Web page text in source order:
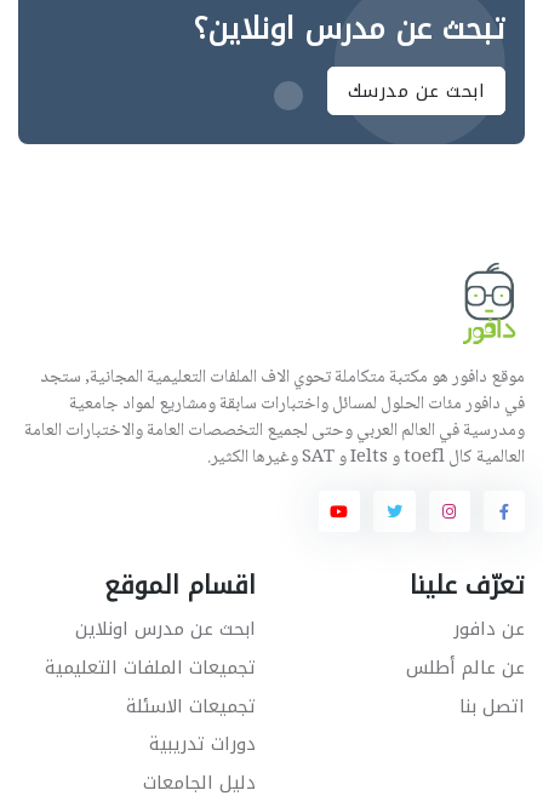
تبحث عن مدرس اونلاين؟
ابحث عن مدرسك
موقع دافور هو مكتبة متكاملة تحوي الاف الملفات التعليمية المجانية, ستجد
في دافور مئات الحلول لمسائل واختبارات سابقة ومشاريع لمواد جامعية
ومدرسية في العالم العربي وحتى لجميع التخصصات العامة والاختبارات العامة
العالمية كال toefl و Ielts و SAT وغيرها الكثير.
تعرّف علينا
عن دافور
عن عالم أطلس
اتصل بنا
اقسام الموقع
ابحث عن مدرس اونلاين
تجميعات الملفات التعليمية
تجميعات الاسئلة
دورات تدريبية
دليل الجامعات